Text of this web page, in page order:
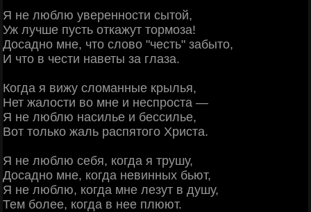
Я не люблю уверенности сытой,
Уж лучше пусть откажут тормоза!
Досадно мне, что слово "честь" забыто,
И что в чести наветы за глаза.
Когда я вижу сломанные крылья,
Нет жалости во мне и неспроста —
Я не люблю насилье и бессилье,
Вот только жаль распятого Христа.
Я не люблю себя, когда я трушу,
Досадно мне, когда невинных бьют,
Я не люблю, когда мне лезут в душу,
Тем более, когда в нее плюют.